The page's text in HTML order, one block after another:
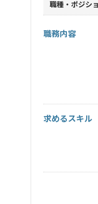
職種・ポジシ
職務内容
求めるスキル